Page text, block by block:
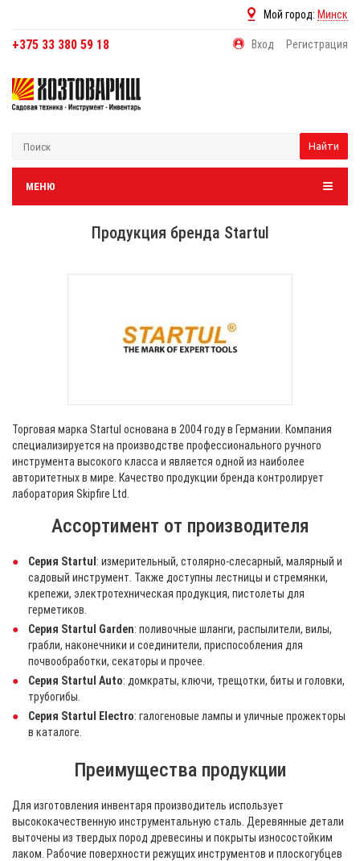
Мой город: Минск
+375 33 380 59 18 Вход Регистрация
Найти
МЕНЮ
Продукция бренда Startul
Торговая марка Startul основана в 2004 году в Германии. Компания
специализируется на производстве профессионального ручного
инструмента высокого класса и является одной из наиболее
авторитетных в мире. Качество продукции бренда контролирует
лаборатория Skipfire Ltd.
Ассортимент от производителя
Серия Startul : измерительный, столярно-слесарный, малярный и
садовый инструмент. Также доступны лестницы и стремянки,
крепежи, электротехническая продукция, пистолеты для
герметиков.
Серия Startul Garden: поливочные шланги, распылители, вилы,
грабли, наконечники и соединители, приспособления для
почвообработки, секаторы и прочее.
Серия Startul Auto: домкраты, ключи, трещотки, биты и головки,
трубогибы.
Серия Startul Electro: галогеновые лампы и уличные прожекторы
в каталоге.
Преимущества продукции
Для изготовления инвентаря производитель использует
высококачественную инструментальную сталь. Деревянные детали
выточены из твердых пород древесины и покрыты износостойким
лаком. Рабочие поверхности режущих инструментов и плоскогубцев